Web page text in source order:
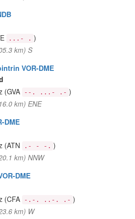
...- . )
km) S
VOR-DME
(GVA --. ...- .- )
km) ENE
DME
(ATN .- - -. )
km) NNW
DME
(CFA -.-. ..-. .- )
km) W